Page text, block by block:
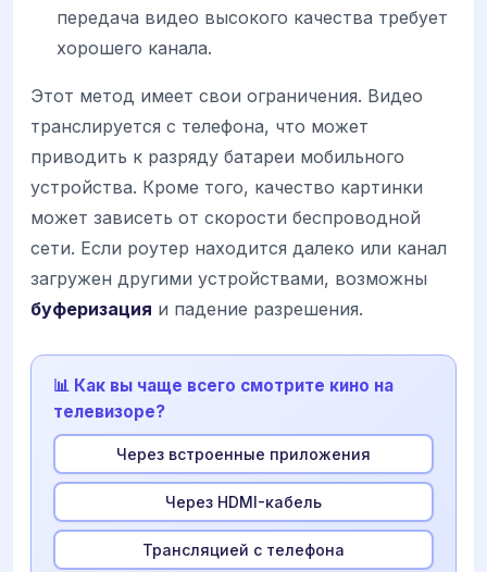
передача видео высокого качества требует
хорошего канала.
Этот метод имеет свои ограничения. Видео
транслируется с телефона, что может
приводить к разряду батареи мобильного
устройства. Кроме того, качество картинки
может зависеть от скорости беспроводной
сети. Если роутер находится далеко или канал
загружен другими устройствами, возможны
буферизация и падение разрешения.
📊 Как вы чаще всего смотрите кино на
телевизоре?
Через встроенные приложения
Через HDMI-кабель
Трансляцией с телефона